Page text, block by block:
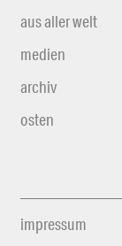
aus aller welt
medien
archiv
osten
impressum